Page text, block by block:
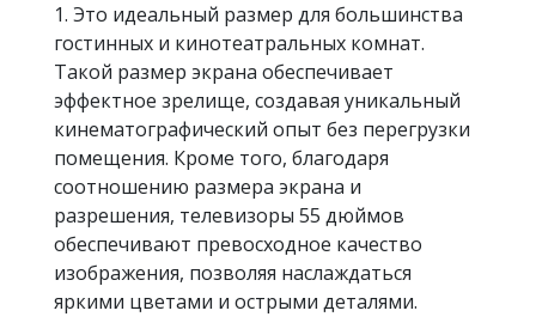
1. Это идеальный размер для большинства
гостинных и кинотеатральных комнат.
Такой размер экрана обеспечивает
эффектное зрелище, создавая уникальный
кинематографический опыт без перегрузки
помещения. Кроме того, благодаря
соотношению размера экрана и
разрешения, телевизоры 55 дюймов
обеспечивают превосходное качество
изображения, позволяя наслаждаться
яркими цветами и острыми деталями.